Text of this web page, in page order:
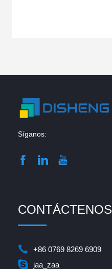
Síganos:
CONTÁCTENOS
+86 0769 8269 6909
jaa_zaa